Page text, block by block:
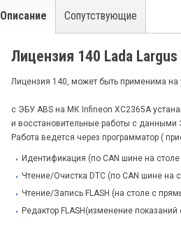
Описание Сопутствующие
Лицензия 140 Lada Largus
Лицензия 140, может быть применима на
с ЭБУ ABS на МК Infineon XC2365A
и восстановительные работы с данными
Работа ведется через программатор (
Идентификация (по CAN шине на
Чтение/Очистка DTC (по CAN шине на
Чтение/Запись FLASH (на столе с
Редактор FLASH(изменение